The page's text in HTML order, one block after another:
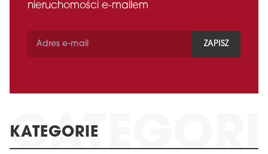
nieruchomości e-mailem
ZAPISZ
KATEGORIE